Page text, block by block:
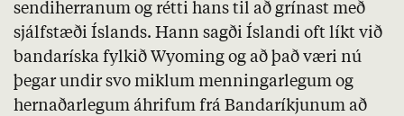
sendiherranum og rétti hans til að grínast með
sjálfstæði Íslands. Hann sagði Íslandi oft líkt við
bandaríska fylkið Wyoming og að það væri nú
þegar undir svo miklum menningarlegum og
hernaðarlegum áhrifum frá Bandaríkjunum að